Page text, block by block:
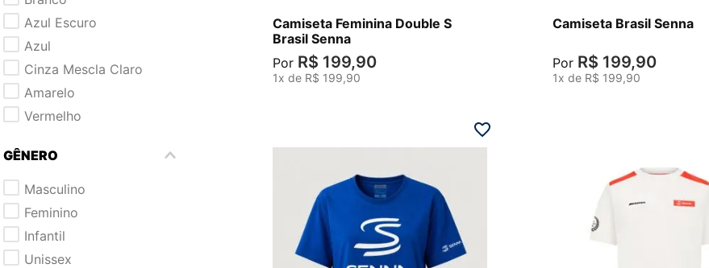
azul escuro
azul
cinza mescla claro
amarelo
vermelho
areia
verde
GÊNERO
masculino
feminino
infantil
unissex
Camiseta Feminina Double S
Brasil Senna
Por R$ 199,90
1x de R$ 199,90
Camiseta Brasil Senna
Por R$ 199,90
1x de R$ 199,90